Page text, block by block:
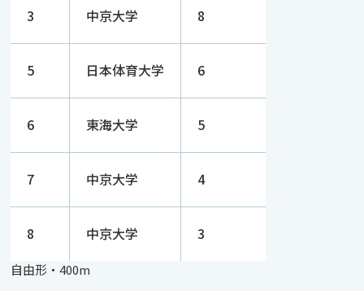
3 中京大学 8
5 日本体育大学 6
6 東海大学 5
7 中京大学 4
8 中京大学 3
自由形・400m